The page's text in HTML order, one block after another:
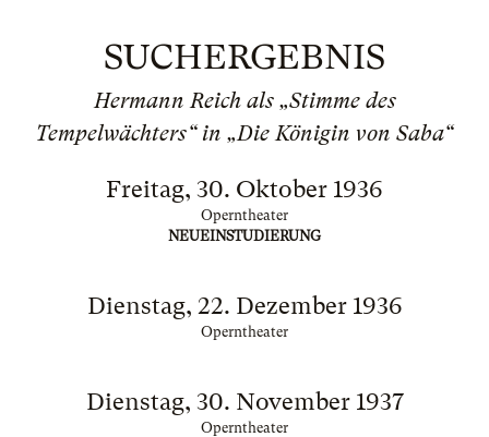
SUCHERGEBNIS
Hermann Reich als „Stimme des
Tempelwächters“ in „Die Königin von Saba“
Freitag, 30. Oktober 1936
Operntheater
NEUEINSTUDIERUNG
Dienstag, 22. Dezember 1936
Operntheater
Dienstag, 30. November 1937
Operntheater